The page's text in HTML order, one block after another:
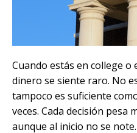
Cuando estás en college
dinero se siente raro. No
tampoco es suficiente
veces. Cada decisión pesa
aunque al inicio no se note.